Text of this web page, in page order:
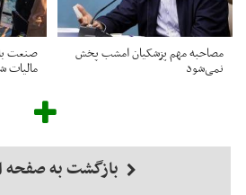
مصاحبه مهم پزشکیان امشب پخش
نمی‌شود
صنعت
مالیات
بازگشت به صفحه